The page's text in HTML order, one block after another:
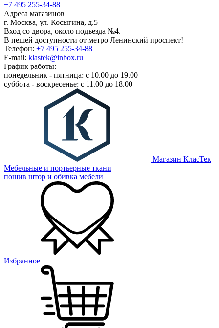
+7 495 255-34-88
Адреса магазинов
г. Москва, ул. Косыгина, д.5
Вход со двора, около подъезда №4.
В пешей доступности от метро Ленинский проспект!
Телефон: +7 495 255-34-88
E-mail: klastek@inbox.ru
График работы:
понедельник - пятница: с 10.00 до 19.00
суббота - воскресенье: с 11.00 до 18.00
Магазин КласТек
Мебельные и портьерные ткани
пошив штор и обивка мебели
Избранное